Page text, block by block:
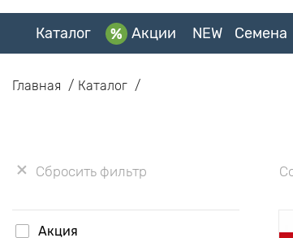
Каталог Акции NEW Семена
Главная Каталог
Сбросить фильтр
Акция